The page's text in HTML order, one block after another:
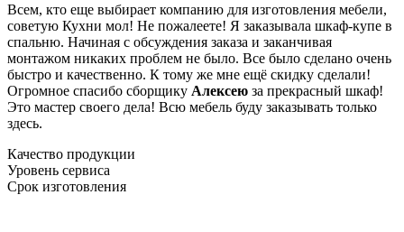
Всем, кто еще выбирает компанию для изготовления мебели,
советую Кухни мол! Не пожалеете! Я заказывала шкаф-купе в
спальню. Начиная с обсуждения заказа и заканчивая
монтажом никаких проблем не было. Все было сделано очень
быстро и качественно. К тому же мне ещё скидку сделали!
Огромное спасибо сборщику Алексею за прекрасный шкаф!
Это мастер своего дела! Всю мебель буду заказывать только
здесь.
Качество продукции
Уровень сервиса
Срок изготовления